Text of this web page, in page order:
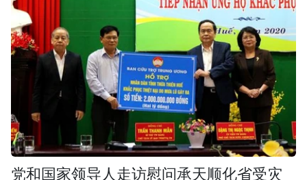
党和国家领导人走访慰问承天顺化省受灾